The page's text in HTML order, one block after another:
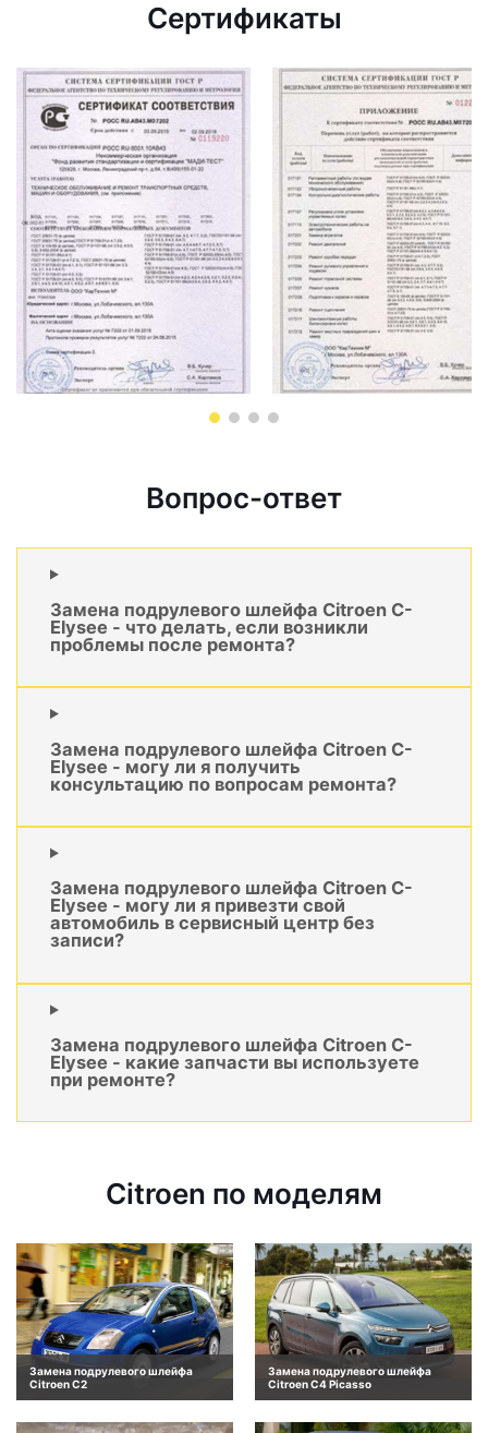
Сертификаты
Вопрос-ответ
Замена подрулевого шлейфа Citroen C-
Elysee - что делать, если возникли
проблемы после ремонта?
Замена подрулевого шлейфа Citroen C-
Elysee - могу ли я получить
консультацию по вопросам ремонта?
Замена подрулевого шлейфа Citroen C-
Elysee - могу ли я привезти свой
автомобиль в сервисный центр без
записи?
Замена подрулевого шлейфа Citroen C-
Elysee - какие запчасти вы используете
при ремонте?
Citroen по моделям
Замена подрулевого шлейфа
Citroen C2
Замена подрулевого шлейфа
Citroen C4 Picasso